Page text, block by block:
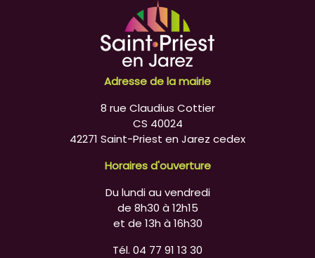
Adresse de la mairie
8 rue Claudius Cottier
CS 40024
42271 Saint-Priest en Jarez cedex
Horaires d'ouverture
Du lundi au vendredi
de 8h30 à 12h15
et de 13h à 16h30
Tél. 04 77 91 13 30